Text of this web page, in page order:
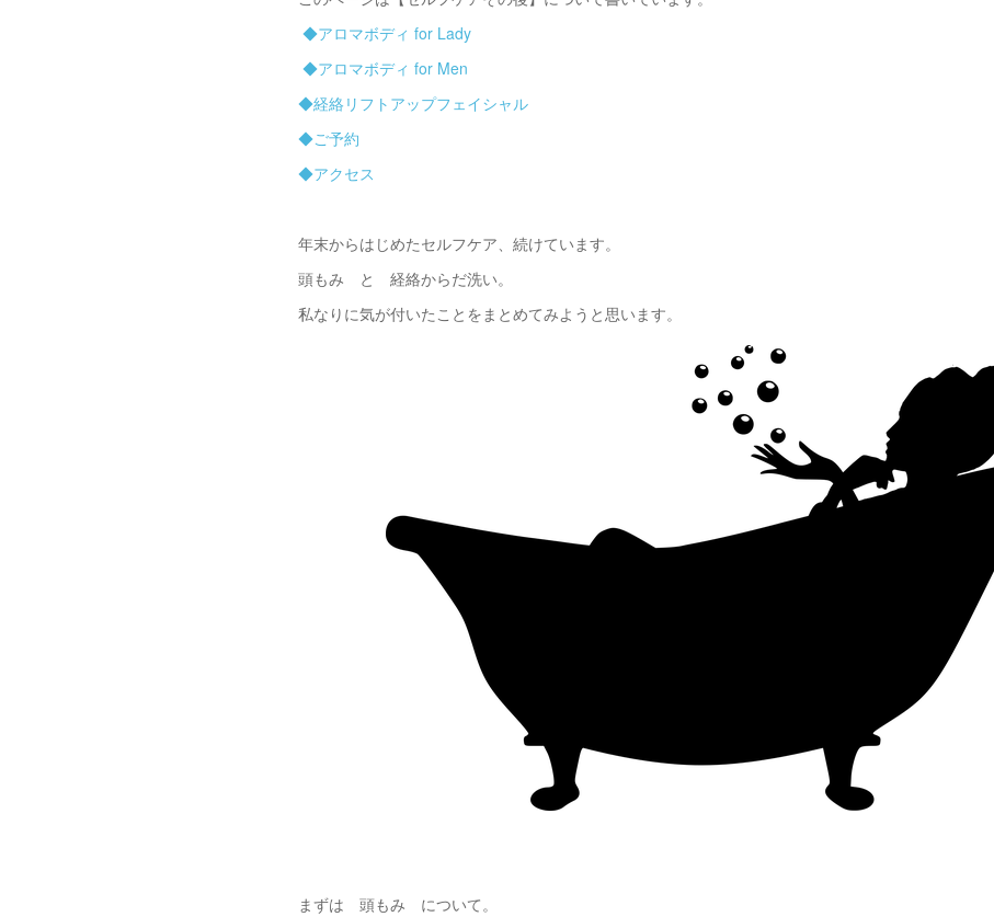
◆アロマボディ for Lady
◆アロマボディ for Men
◆経絡リフトアップフェイシャル
◆ご予約
◆アクセス
年末からはじめたセルフケア、続けています。
頭もみ と 経絡からだ洗い。
私なりに気が付いたことをまとめてみようと思います。
まずは 頭もみ について。